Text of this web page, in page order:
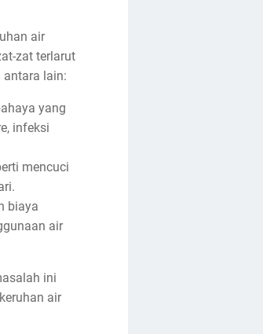
air
zat terlarut
antara lain:
yang
infeksi
mencuci
biaya
air
ini
air